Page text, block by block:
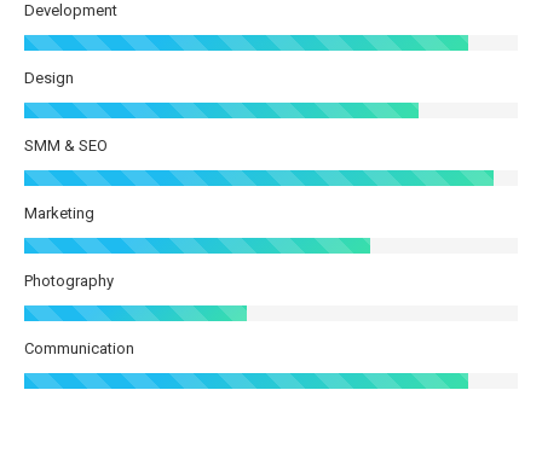
Development
Design
SMM & SEO
Marketing
Photography
Communication